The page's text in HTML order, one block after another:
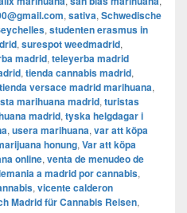
, sativa, Schwedische
, studenten erasmus in
, surespot weedmadrid,
madrid, teleyerba madrid
, tienda cannabis madrid,
tienda versace madrid marihuana,
marihuana madrid, turistas
madrid, tyska helgdagar i
, usera marihuana, var att köpa
honung, Var att köpa
online, venta de menudeo de
a madrid por cannabis,
, vicente calderon
Madrid für Cannabis Reisen,